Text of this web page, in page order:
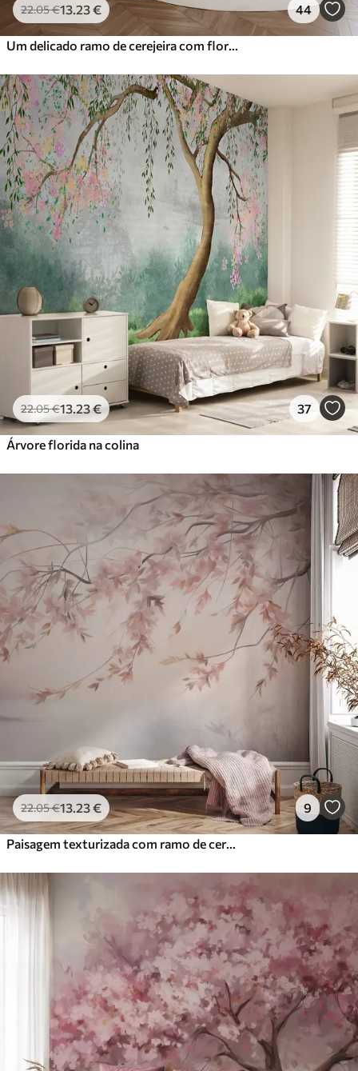
22.05€13 .23€ 44
22.05€13 .23€ 37
Árvore florida na colina
22.05€13 .23€ 9